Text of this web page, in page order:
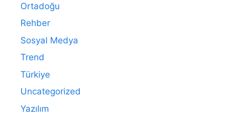
Ortadoğu
Rehber
Sosyal Medya
Trend
Türkiye
Uncategorized
Yazılım